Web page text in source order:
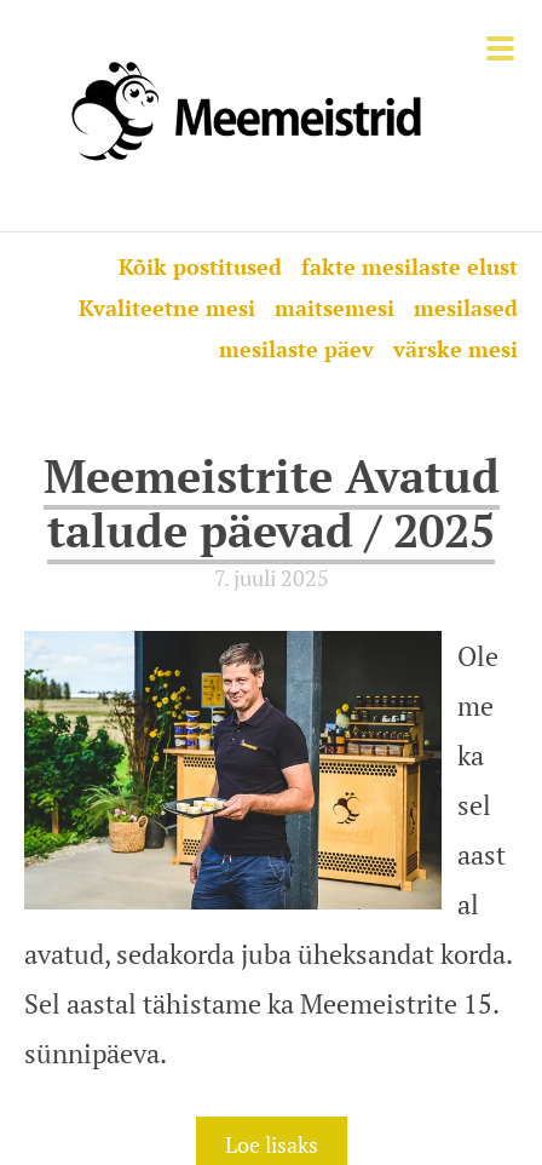
Kõik postitused
fakte mesilaste elust
Kvaliteetne mesi
maitsemesi
mesilased
mesilaste päev
värske mesi
Meemeistrite Avatud
talude päevad / 2025
7. juuli 2025
Ole
me
ka
sel
aast
al
avatud, sedakorda juba üheksandat korda.
Sel aastal tähistame ka Meemeistrite 15.
sünnipäeva.
Loe lisaks